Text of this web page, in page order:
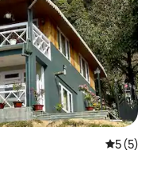
Середня
5 (5)